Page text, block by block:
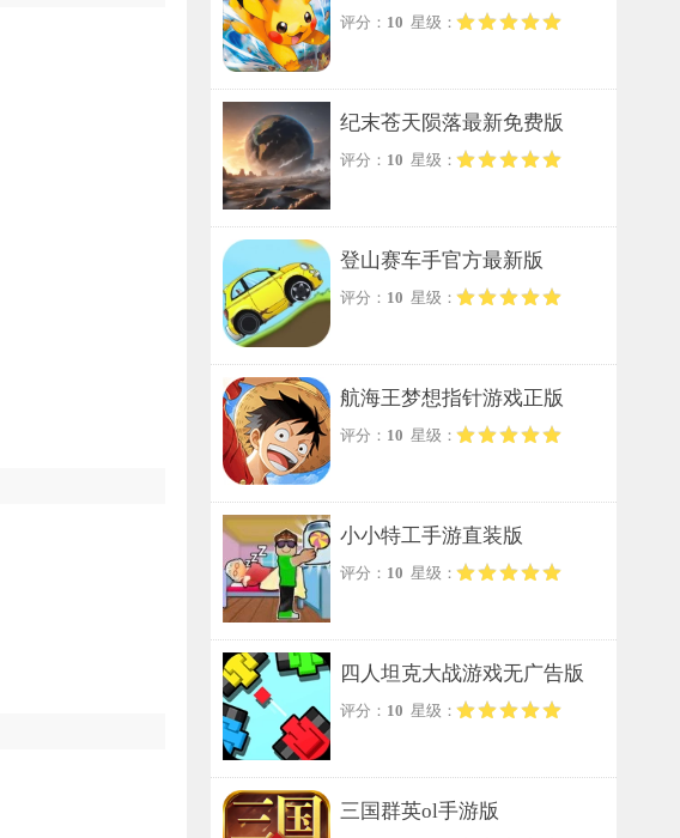
评分： 10 星级：
纪末苍天陨落最新免费版
评分： 10 星级：
登山赛车手官方最新版
评分： 10 星级：
航海王梦想指针游戏正版
评分： 10 星级：
小小特工手游直装版
评分： 10 星级：
四人坦克大战游戏无广告版
评分： 10 星级：
三国群英ol手游版